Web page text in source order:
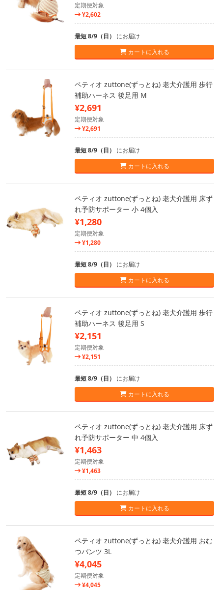
定期便対象
¥2,602
最短 8/9（日） にお届け
カートに入れる
ペティオ zuttone(ずっとね) 老犬介護用 歩行
補助ハーネス 後足用 M
¥2,691
定期便対象
¥2,691
最短 8/9（日） にお届け
カートに入れる
ペティオ zuttone(ずっとね) 老犬介護用 床ず
れ予防サポーター 小 4個入
¥1,280
定期便対象
¥1,280
最短 8/9（日） にお届け
カートに入れる
ペティオ zuttone(ずっとね) 老犬介護用 歩行
補助ハーネス 後足用 S
¥2,151
定期便対象
¥2,151
最短 8/9（日） にお届け
カートに入れる
ペティオ zuttone(ずっとね) 老犬介護用 床ず
れ予防サポーター 中 4個入
¥1,463
定期便対象
¥1,463
最短 8/9（日） にお届け
カートに入れる
ペティオ zuttone(ずっとね) 老犬介護用 おむ
つパンツ 3L
¥4,045
定期便対象
¥4,045